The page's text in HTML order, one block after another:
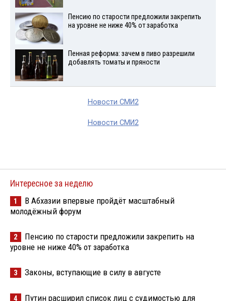
Пенсию по старости предложили закрепить
на уровне не ниже 40% от заработка
Пенная реформа: зачем в пиво разрешили
добавлять томаты и пряности
Новости СМИ2
Новости СМИ2
Интересное за неделю
1
В Абхазии впервые пройдёт масштабный
молодёжный форум
2
Пенсию по старости предложили закрепить на
уровне не ниже 40% от заработка
3 Законы, вступающие в силу в августе
4
Путин расширил список лиц с судимостью для